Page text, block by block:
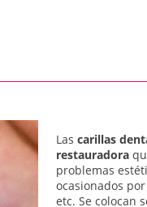
Lascarillas
restauradora
problemas
ocasionados
etc. Se colocan